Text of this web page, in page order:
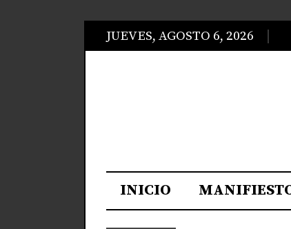
JUEVES, AGOSTO 6, 2026
INICIO